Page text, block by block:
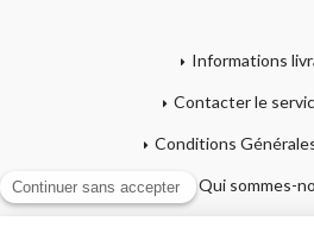
Informations
Contacter le
Conditions
Qui sommes-